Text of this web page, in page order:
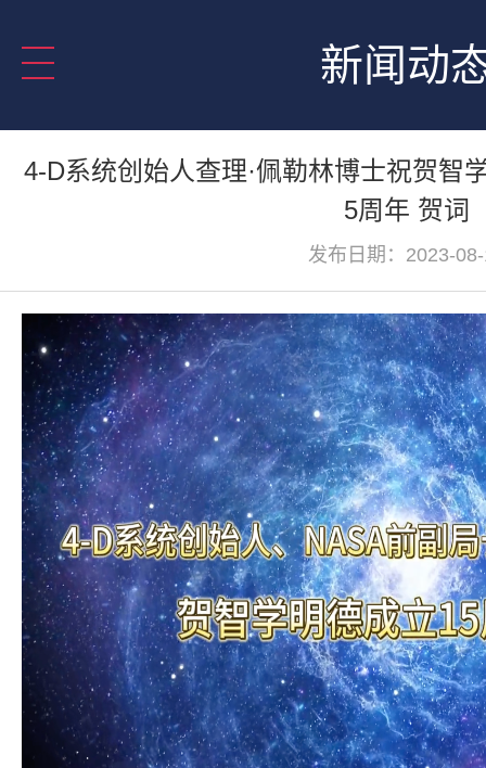
新闻动
4-D系统创始人查理·佩勒林博士祝贺智
5周年 贺词
发布日期：2023-